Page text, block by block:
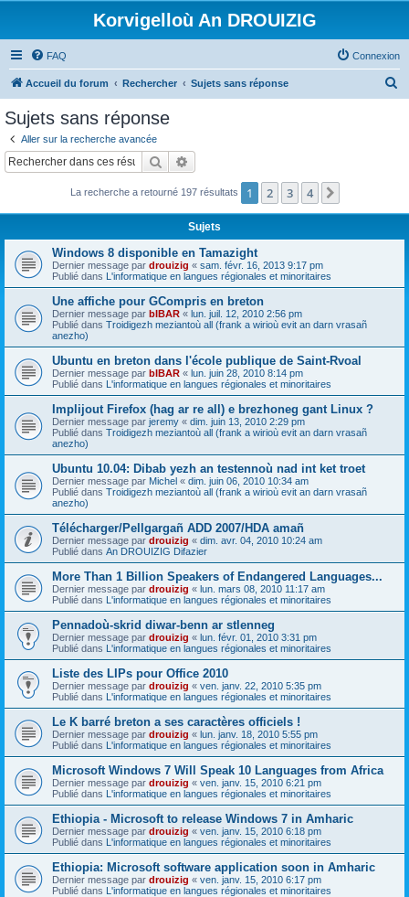
Korvigelloù An DROUIZIG
FAQ Connexion
Accueil du forum Rechercher Sujets sans réponse
c
Sujets sans réponse
Aller sur la recherche avancée
Rechercher
La recherche a retourné 197 résultats 1 2 3 4
Sujets
Windows 8 disponible en Tamazight
Dernier message par drouizig « sam. févr. 16, 2013 9:17 pm
Publié dans L'informatique en langues régionales et minoritaires
Une affiche pour GCompris en breton
Dernier message par bIBAR « lun. juil. 12, 2010 2:56 pm
Publié dans Troidigezh meziantoù all (frank a wirioù evit an darn vrasañ
anezho)
Ubuntu en breton dans l'école publique de Saint-Rvoal
Dernier message par bIBAR « lun. juin 28, 2010 8:14 pm
Publié dans L'informatique en langues régionales et minoritaires
Implijout Firefox (hag ar re all) e brezhoneg gant Linux ?
Dernier message par jeremy « dim. juin 13, 2010 2:29 pm
Publié dans Troidigezh meziantoù all (frank a wirioù evit an darn vrasañ
anezho)
Ubuntu 10.04: Dibab yezh an testennoù nad int ket troet
Dernier message par Michel « dim. juin 06, 2010 10:34 am
Publié dans Troidigezh meziantoù all (frank a wirioù evit an darn vrasañ
anezho)
Télécharger/Pellgargañ ADD 2007/HDA amañ
Dernier message par drouizig « dim. avr. 04, 2010 10:24 am
Publié dans An DROUIZIG Difazier
More Than 1 Billion Speakers of Endangered Languages...
Dernier message par drouizig « lun. mars 08, 2010 11:17 am
Publié dans L'informatique en langues régionales et minoritaires
Pennadoù-skrid diwar-benn ar stlenneg
Dernier message par drouizig « lun. févr. 01, 2010 3:31 pm
Publié dans L'informatique en langues régionales et minoritaires
Liste des LIPs pour Office 2010
Dernier message par drouizig « ven. janv. 22, 2010 5:35 pm
Publié dans L'informatique en langues régionales et minoritaires
Le K barré breton a ses caractères officiels !
Dernier message par drouizig « lun. janv. 18, 2010 5:55 pm
Publié dans L'informatique en langues régionales et minoritaires
Microsoft Windows 7 Will Speak 10 Languages from Africa
Dernier message par drouizig « ven. janv. 15, 2010 6:21 pm
Publié dans L'informatique en langues régionales et minoritaires
Ethiopia - Microsoft to release Windows 7 in Amharic
Dernier message par drouizig « ven. janv. 15, 2010 6:18 pm
Publié dans L'informatique en langues régionales et minoritaires
Ethiopia: Microsoft software application soon in Amharic
Dernier message par drouizig « ven. janv. 15, 2010 6:17 pm
Publié dans L'informatique en langues régionales et minoritaires